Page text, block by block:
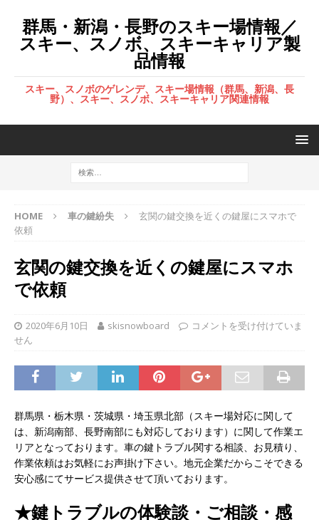
群馬・新潟・長野のスキー場情報／
スキー、スノボ、スキーキャリア製
品情報
スキー、スノボのゲレンデ、スキー場情報（群馬、新潟、長
野）、スキー、スノボ、スキーキャリア関連情報
HOME 車の鍵紛失
玄関の鍵交換を近くの鍵屋にスマホで
依頼
玄関の鍵交換を近くの鍵屋にスマホ
で依頼
2020年6月10日 skisnowboard
コメントを受け付けていま
せん
群馬県・栃木県・茨城県・埼玉県北部（スキー場対応に関して
は、新潟南部、長野南部にも対応しております）に関して作業エ
リアとなっております。車の鍵トラブル関する相談、お見積り、
作業依頼はお気軽にお声掛け下さい。地元企業だからこそできる
安心感にてサービス提供させて頂いております。
★鍵トラブルの体験談・ご相談・感